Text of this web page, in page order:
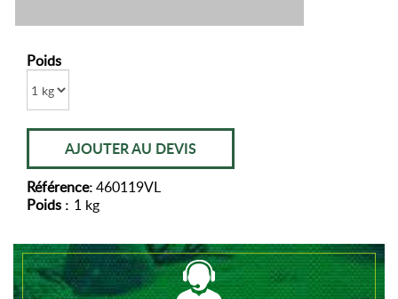
Poids
AJOUTER AU DEVIS
Référence:460119VL
Poids : 1 kg